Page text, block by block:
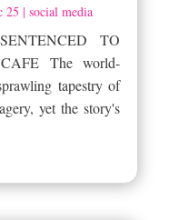
25 | social media
TO
The world-
tapestry of
yet the story's